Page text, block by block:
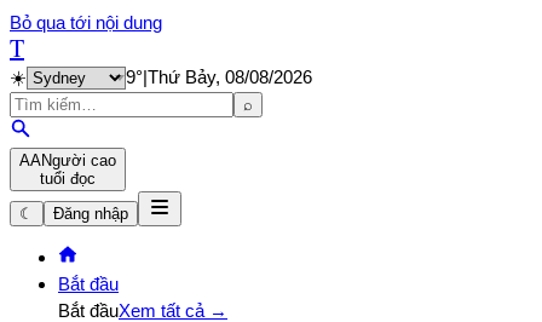
Bỏ qua tới nội dung
T
☀️ 9°|Thứ Bảy, 08/08/2026
⌕
AANgười cao
tuổi đọc
☾
Đăng nhập
Bắt đầu
Bắt đầuXem tất cả →